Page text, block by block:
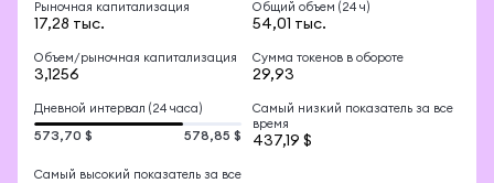
Рыночная капитализация
17,28 тыс.
Общий объем (24 ч)
54,01 тыс.
Объем/рыночная капитализация
3,1256
Сумма токенов в обороте
29,93
Дневной интервал (24 часа)
573,70 $ 578,85 $
Самый низкий показатель за все
время
437,19 $
Самый высокий показатель за все